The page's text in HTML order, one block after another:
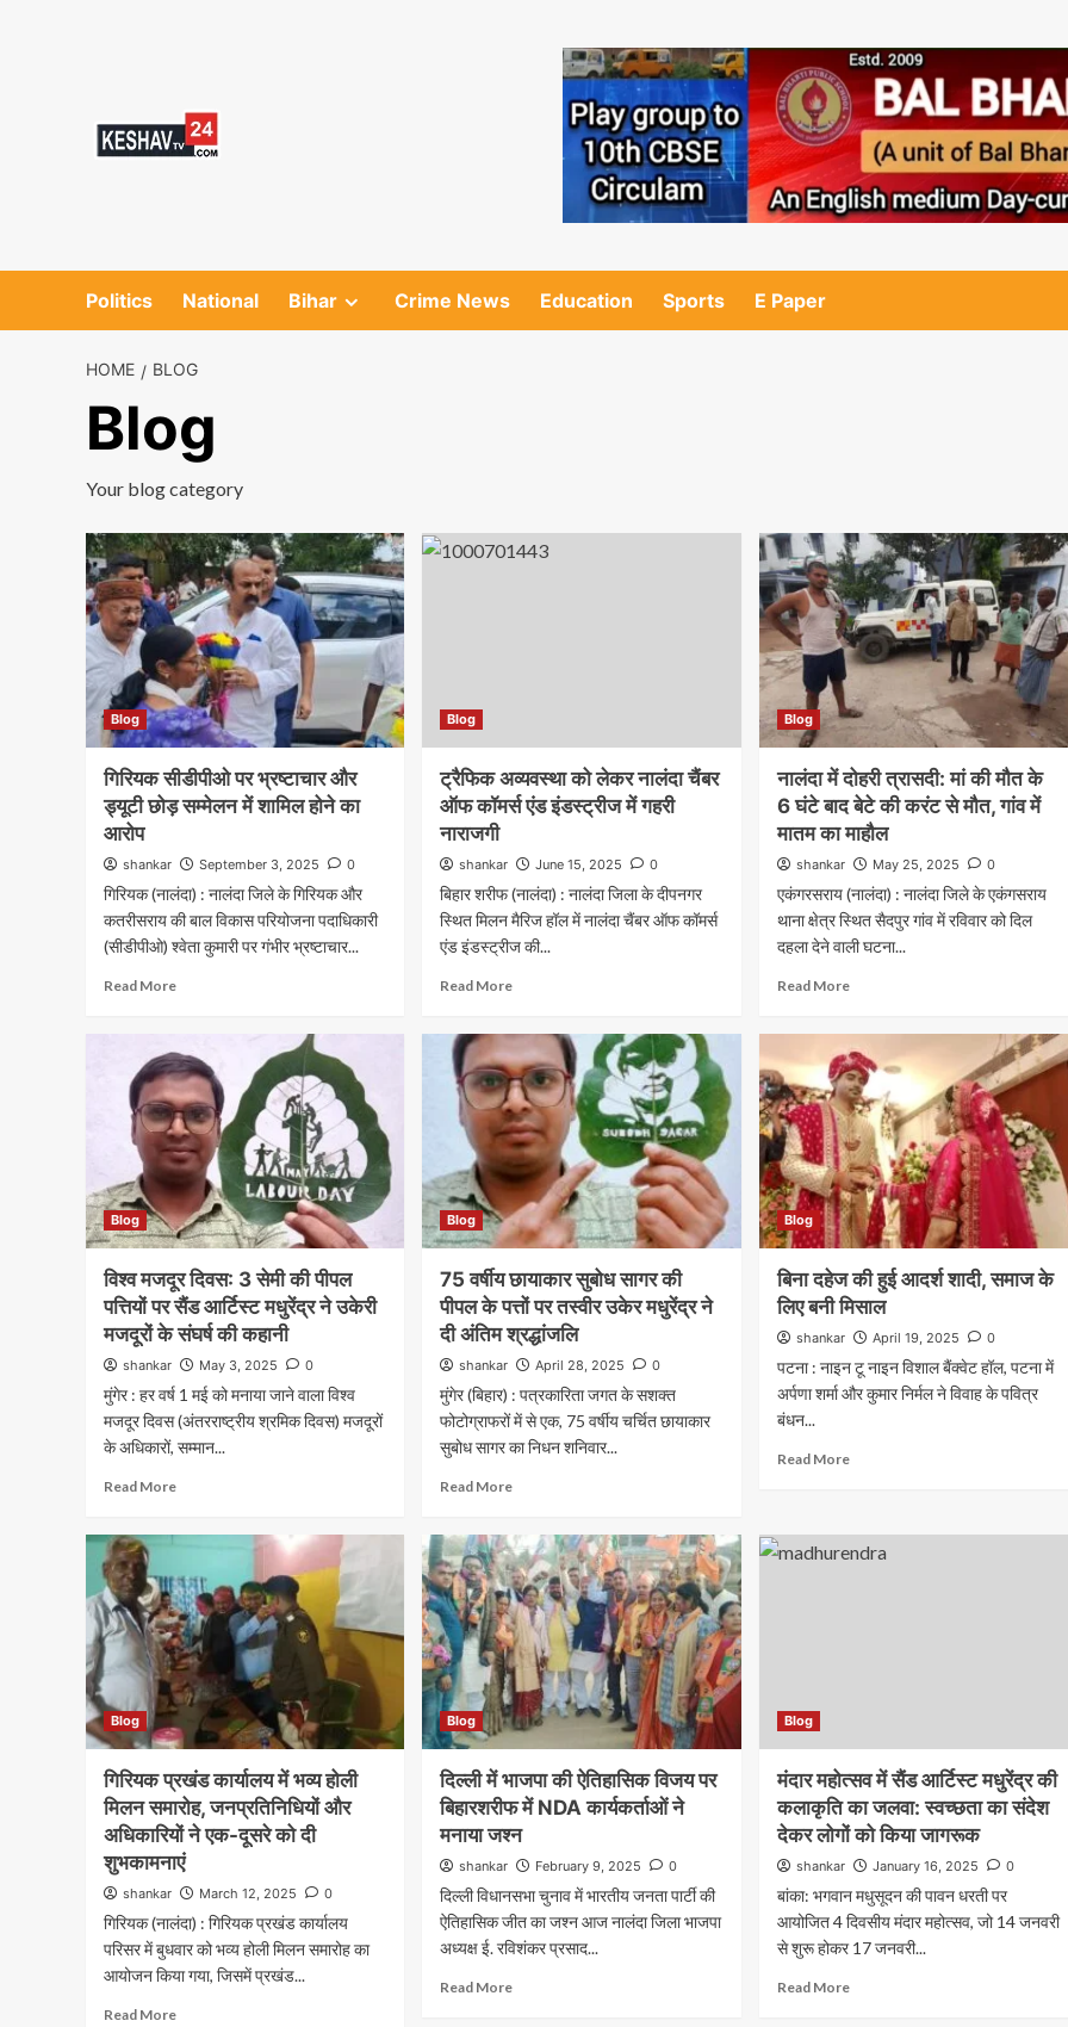
Politics National Bihar Crime News Education Sports E Paper
HOME BLOG
Blog
Your blog category
Blog
गिरियक सीडीपीओ पर भ्रष्टाचार और
ड्यूटी छोड़ सम्मेलन में शामिल होने का
आरोप
shankar September 3, 2025 0
गिरियक (नालंदा) : नालंदा जिले के गिरियक और
कतरीसराय की बाल विकास परियोजना पदाधिकारी
(सीडीपीओ) श्वेता कुमारी पर गंभीर भ्रष्टाचार...
Read More
Blog
ट्रैफिक अव्यवस्था को लेकर नालंदा चैंबर
ऑफ कॉमर्स एंड इंडस्ट्रीज में गहरी
नाराजगी
shankar June 15, 2025 0
बिहार शरीफ (नालंदा) : नालंदा जिला के दीपनगर
स्थित मिलन मैरिज हॉल में नालंदा चैंबर ऑफ कॉमर्स
एंड इंडस्ट्रीज की...
Read More
Blog
नालंदा में दोहरी त्रासदी: मां की मौत के
6 घंटे बाद बेटे की करंट से मौत, गांव में
मातम का माहौल
shankar May 25, 2025 0
एकंगरसराय (नालंदा) : नालंदा जिले के एकंगसराय
थाना क्षेत्र स्थित सैदपुर गांव में रविवार को दिल
दहला देने वाली घटना...
Read More
Blog
विश्व मजदूर दिवस: 3 सेमी की पीपल
पत्तियों पर सैंड आर्टिस्ट मधुरेंद्र ने उकेरी
मजदूरों के संघर्ष की कहानी
shankar May 3, 2025 0
मुंगेर : हर वर्ष 1 मई को मनाया जाने वाला विश्व
मजदूर दिवस (अंतरराष्ट्रीय श्रमिक दिवस) मजदूरों
के अधिकारों, सम्मान...
Read More
Blog
75 वर्षीय छायाकार सुबोध सागर की
पीपल के पत्तों पर तस्वीर उकेर मधुरेंद्र ने
दी अंतिम श्रद्धांजलि
shankar April 28, 2025 0
मुंगेर (बिहार) : पत्रकारिता जगत के सशक्त
फोटोग्राफरों में से एक, 75 वर्षीय चर्चित छायाकार
सुबोध सागर का निधन शनिवार...
Read More
Blog
बिना दहेज की हुई आदर्श शादी, समाज के
लिए बनी मिसाल
shankar April 19, 2025 0
पटना : नाइन टू नाइन विशाल बैंक्वेट हॉल, पटना में
अर्पणा शर्मा और कुमार निर्मल ने विवाह के पवित्र
बंधन...
Read More
Blog
गिरियक प्रखंड कार्यालय में भव्य होली
मिलन समारोह, जनप्रतिनिधियों और
अधिकारियों ने एक-दूसरे को दी
शुभकामनाएं
shankar March 12, 2025 0
गिरियक (नालंदा) : गिरियक प्रखंड कार्यालय
परिसर में बुधवार को भव्य होली मिलन समारोह का
आयोजन किया गया, जिसमें प्रखंड...
Read More
Blog
दिल्ली में भाजपा की ऐतिहासिक विजय पर
बिहारशरीफ में NDA कार्यकर्ताओं ने
मनाया जश्न
shankar February 9, 2025 0
दिल्ली विधानसभा चुनाव में भारतीय जनता पार्टी की
ऐतिहासिक जीत का जश्न आज नालंदा जिला भाजपा
अध्यक्ष ई. रविशंकर प्रसाद...
Read More
Blog
मंदार महोत्सव में सैंड आर्टिस्ट मधुरेंद्र की
कलाकृति का जलवा: स्वच्छता का संदेश
देकर लोगों को किया जागरूक
shankar January 16, 2025 0
बांका: भगवान मधुसूदन की पावन धरती पर
आयोजित 4 दिवसीय मंदार महोत्सव, जो 14 जनवरी
से शुरू होकर 17 जनवरी...
Read More
घुसा पानी, जर्जर भवन में टपकती छत के बीच पढ़ाई
करने को मजबूर छात्राएं
shankar
करीब 300 छात्राओं के नामांकन वाले विद्यालय में बारिश बनी मुसीबत,
प्रधानाध्यापिका ने भवन मरम्मत व जलनिकासी की व्यवस्था कराने की
उठाई मांग हरनौत प्रखंड...
Read More